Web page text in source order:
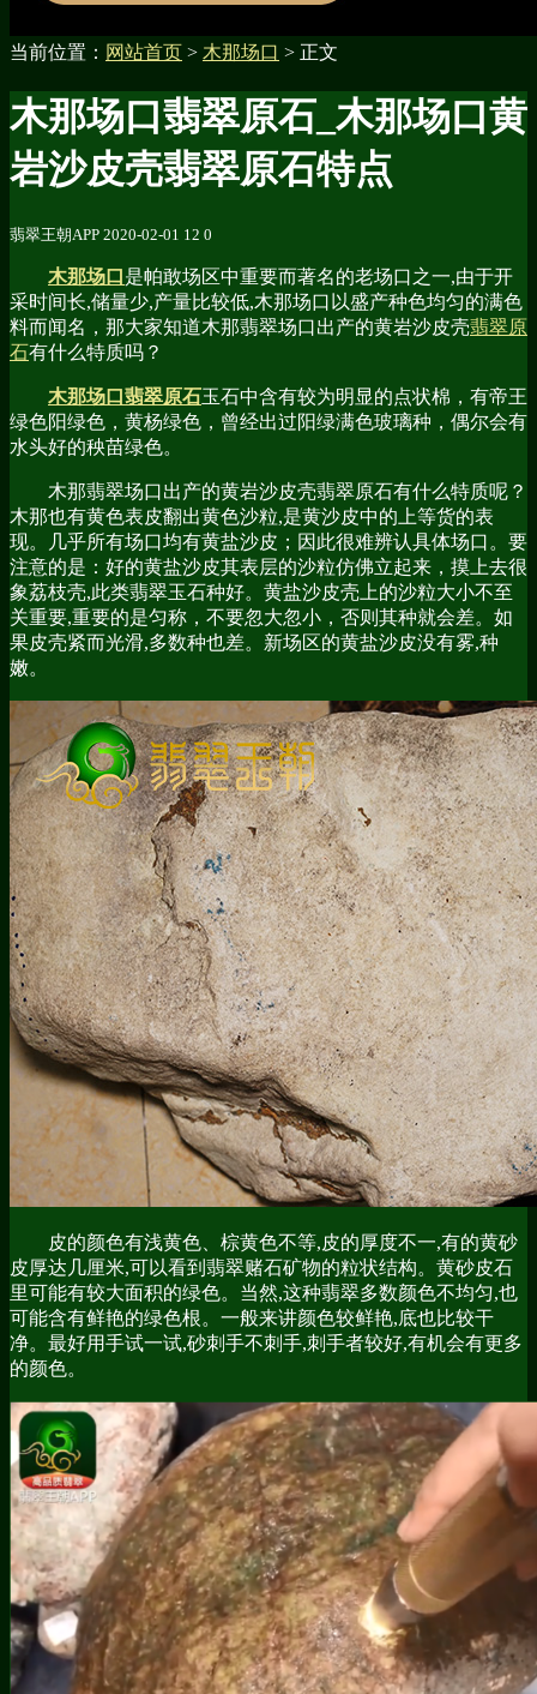
当前位置： 网站首页 > 木那场口 > 正文
木那场口翡翠原石_木那场口黄
岩沙皮壳翡翠原石特点
翡翠王朝APP 2020-02-01 12 0
木那场口 是帕敢场区中重要而著名的老场口之一,由于开
采时间长,储量少,产量比较低,木那场口以盛产种色均匀的满色
料而闻名，那大家知道木那翡翠场口出产的黄岩沙皮壳翡翠原
石有什么特质吗？
木那场口翡翠原石玉石中含有较为明显的点状棉，有帝王
绿色阳绿色，黄杨绿色，曾经出过阳绿满色玻璃种，偶尔会有
水头好的秧苗绿色。
木那翡翠场口出产的黄岩沙皮壳翡翠原石有什么特质呢？
木那也有黄色表皮翻出黄色沙粒,是黄沙皮中的上等货的表
现。几乎所有场口均有黄盐沙皮；因此很难辨认具体场口。要
注意的是：好的黄盐沙皮其表层的沙粒仿佛立起来，摸上去很
象荔枝壳,此类翡翠玉石种好。黄盐沙皮壳上的沙粒大小不至
关重要,重要的是匀称，不要忽大忽小，否则其种就会差。如
果皮壳紧而光滑,多数种也差。新场区的黄盐沙皮没有雾,种
嫩。
皮的颜色有浅黄色、棕黄色不等,皮的厚度不一,有的黄砂
皮厚达几厘米,可以看到翡翠赌石矿物的粒状结构。黄砂皮石
里可能有较大面积的绿色。当然,这种翡翠多数颜色不均匀,也
可能含有鲜艳的绿色根。一般来讲颜色较鲜艳,底也比较干
净。最好用手试一试,砂刺手不刺手,刺手者较好,有机会有更多
的颜色。